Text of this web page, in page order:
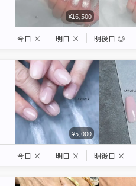
¥16,500
今日 × 明日 × 明後日 ◎
¥5,000
今日 × 明日 × 明後日 ×